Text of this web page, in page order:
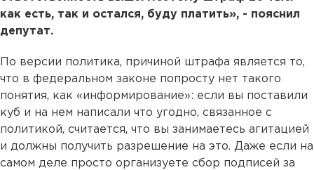
как есть, так и остался, буду платить», - пояснил
депутат.
По версии политика, причиной штрафа является то,
что в федеральном законе попросту нет такого
понятия, как «информирование»: если вы поставили
куб и на нем написали что угодно, связанное с
политикой, считается, что вы занимаетесь агитацией
и должны получить разрешение на это. Даже если на
самом деле просто организуете сбор подписей за